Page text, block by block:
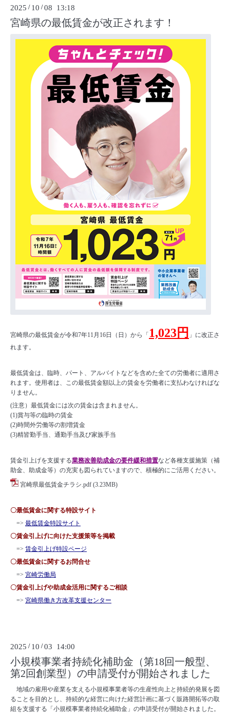
2025 / 10 /08 13:18
宮崎県の最低賃金が改正されます！
宮崎県の最低賃金が令和7年11月16日（日）から「 1,023円 」に改正さ
れます。
最低賃金は、臨時、パート、アルバイトなどを含めた全ての労働者に適用さ
れます。使用者は、この最低賃金額以上の賃金を労働者に支払わなければな
りません。
(注意）最低賃金には次の賃金は含まれません。
(1)賞与等の臨時の賃金
(2)時間外労働等の割増賃金
(3)精皆勤手当、通勤手当及び家族手当
賃金引上げを支援する業務改善助成金の要件緩和措置など各種支援施策（補
助金、助成金等）の充実も図られていますので、積極的にご活用ください。
宮崎県最低賃金チラシ.pdf (3.23MB)
〇最低賃金に関する特設サイト
=> 最低賃金特設サイト
〇賃金引上げに向けた支援策等を掲載
=> 賃金引上げ特設ページ
〇最低賃金に関するお問合せ
=> 宮崎労働局
〇賃金引上げや助成金活用に関するご相談
=> 宮崎県働き方改革支援センター
2025 / 10 /03 14:00
小規模事業者持続化補助金（第18回一般型、
第2回創業型）の申請受付が開始されました
地域の雇用や産業を支える小規模事業者等の生産性向上と持続的発展を図
ることを目的とし、持続的な経営に向けた経営計画に基づく販路開拓等の取
組を支援する「小規模事業者持続化補助金」の申請受付が開始されました。